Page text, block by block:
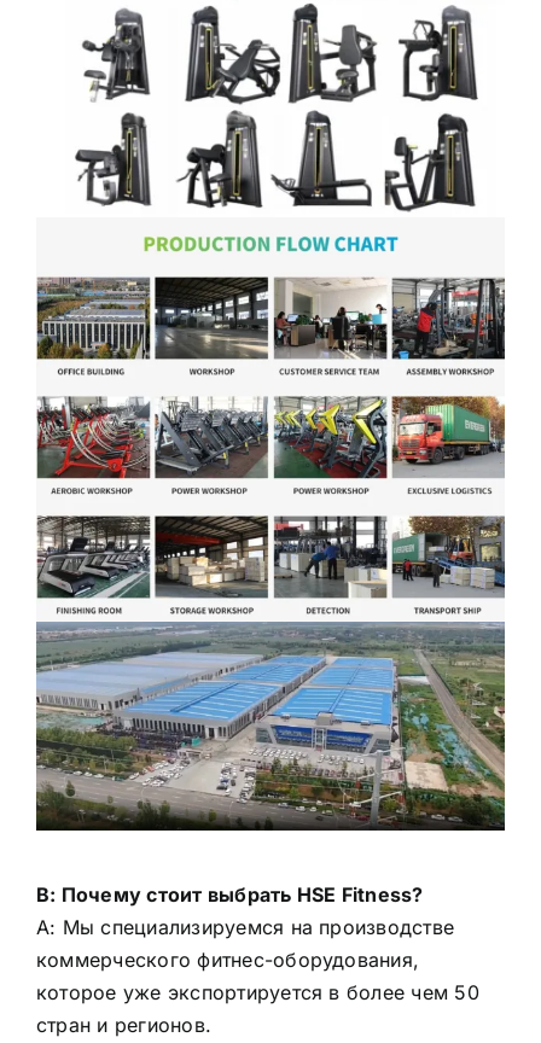
В: Почему стоит выбрать HSE Fitness?
A: Мы специализируемся на производстве
коммерческого фитнес-оборудования,
которое уже экспортируется в более чем 50
стран и регионов.